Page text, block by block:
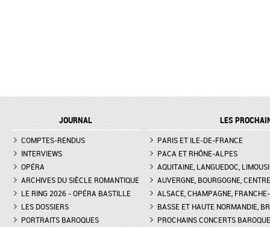
JOURNAL
COMPTES-RENDUS
INTERVIEWS
OPÉRA
ARCHIVES DU SIÈCLE ROMANTIQUE
LE RING 2026 - OPÉRA BASTILLE
LES DOSSIERS
PORTRAITS BAROQUES
LES
PARIS ET ILE-DE-FRANCE
PACA ET RHÔNE-ALPES
AQUITAINE, LANGUEDOC,
AUVERGNE, BOURGOGNE, CENTRE
ALSACE, CHAMPAGNE,
BASSE ET HAUTE NORMANDIE,
PROCHAINS CONCERTS